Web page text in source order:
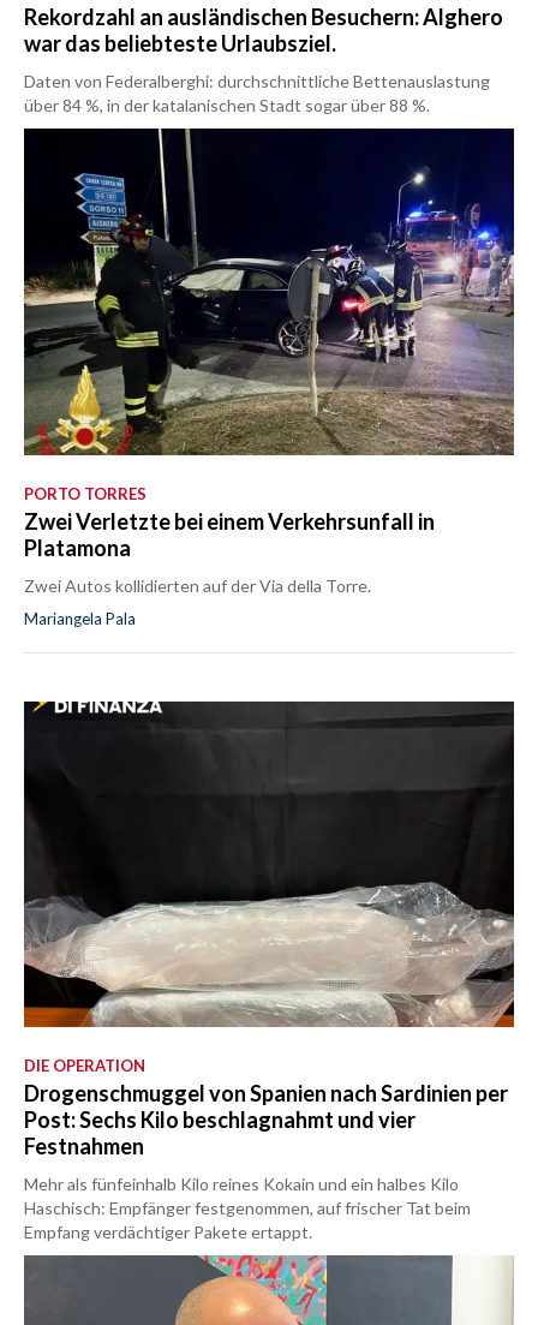
Rekordzahl an ausländischen Besuchern: Alghero
war das beliebteste Urlaubsziel.
Daten von Federalberghi: durchschnittliche Bettenauslastung
über 84 %, in der katalanischen Stadt sogar über 88 %.
PORTO TORRES
Zwei Verletzte bei einem Verkehrsunfall in
Platamona
Zwei Autos kollidierten auf der Via della Torre.
Mariangela Pala
DIE OPERATION
Drogenschmuggel von Spanien nach Sardinien per
Post: Sechs Kilo beschlagnahmt und vier
Festnahmen
Mehr als fünfeinhalb Kilo reines Kokain und ein halbes Kilo
Haschisch: Empfänger festgenommen, auf frischer Tat beim
Empfang verdächtiger Pakete ertappt.